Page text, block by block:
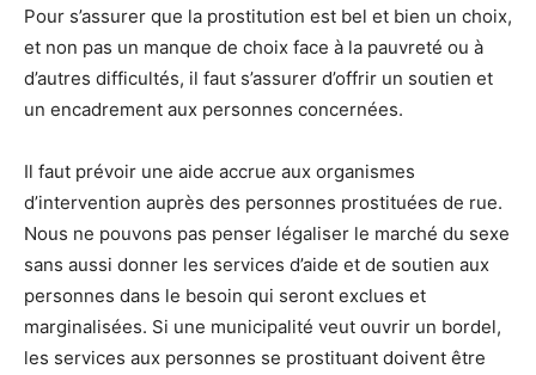
Pour s’assurer que la prostitution est bel et bien un choix,
et non pas un manque de choix face à la pauvreté ou à
d’autres difficultés, il faut s’assurer d’offrir un soutien et
un encadrement aux personnes concernées.
Il faut prévoir une aide accrue aux organismes
d’intervention auprès des personnes prostituées de rue.
Nous ne pouvons pas penser légaliser le marché du sexe
sans aussi donner les services d’aide et de soutien aux
personnes dans le besoin qui seront exclues et
marginalisées. Si une municipalité veut ouvrir un bordel,
les services aux personnes se prostituant doivent être